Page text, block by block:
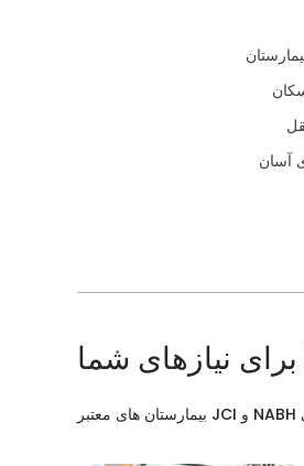
برای نیازهای شما